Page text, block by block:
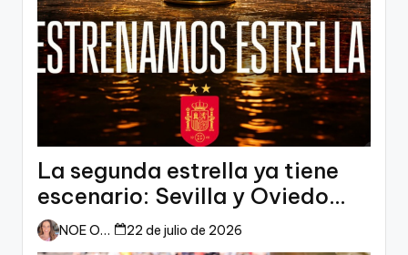
La segunda estrella ya tiene
escenario: Sevilla y Oviedo
esperan a España
NOE ORTIZ 22 de julio de 2026